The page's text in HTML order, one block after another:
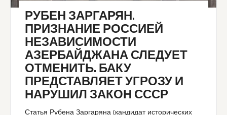
РУБЕН ЗАРГАРЯН.
ПРИЗНАНИЕ РОССИЕЙ
НЕЗАВИСИМОСТИ
АЗЕРБАЙДЖАНА СЛЕДУЕТ
ОТМЕНИТЬ. БАКУ
ПРЕДСТАВЛЯЕТ УГРОЗУ И
НАРУШИЛ ЗАКОН СССР
Статья Рубена Заргаряна (кандидат исторических